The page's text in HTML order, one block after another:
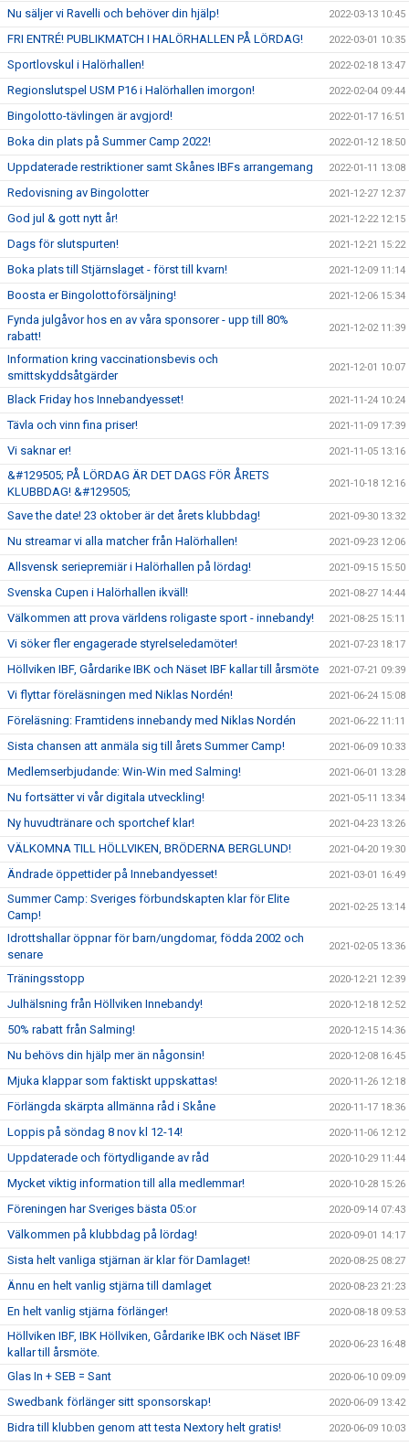
Nu säljer vi Ravelli och behöver din hjälp! 2022-03-13 10:45
FRI ENTRÉ! PUBLIKMATCH I HALÖRHALLEN PÅ LÖRDAG! 2022-03-01 10:35
Sportlovskul i Halörhallen! 2022-02-18 13:47
Regionslutspel USM P16 i Halörhallen imorgon! 2022-02-04 09:44
Bingolotto-tävlingen är avgjord! 2022-01-17 16:51
Boka din plats på Summer Camp 2022! 2022-01-12 18:50
Uppdaterade restriktioner samt Skånes IBFs arrangemang 2022-01-11 13:08
Redovisning av Bingolotter 2021-12-27 12:37
God jul & gott nytt år! 2021-12-22 12:15
Dags för slutspurten! 2021-12-21 15:22
Boka plats till Stjärnslaget - först till kvarn! 2021-12-09 11:14
Boosta er Bingolottoförsäljning! 2021-12-06 15:34
Fynda julgåvor hos en av våra sponsorer - upp till 80%
rabatt!
2021-12-02 11:39
Information kring vaccinationsbevis och
smittskyddsåtgärder
2021-12-01 10:07
Black Friday hos Innebandyesset! 2021-11-24 10:24
Tävla och vinn fina priser! 2021-11-09 17:39
Vi saknar er! 2021-11-05 13:16
&#129505; PÅ LÖRDAG ÄR DET DAGS FÖR ÅRETS
KLUBBDAG! &#129505;
2021-10-18 12:16
Save the date! 23 oktober är det årets klubbdag! 2021-09-30 13:32
Nu streamar vi alla matcher från Halörhallen! 2021-09-23 12:06
Allsvensk seriepremiär i Halörhallen på lördag! 2021-09-15 15:50
Svenska Cupen i Halörhallen ikväll! 2021-08-27 14:44
Välkommen att prova världens roligaste sport - innebandy! 2021-08-25 15:11
Vi söker fler engagerade styrelseledamöter! 2021-07-23 18:17
Höllviken IBF, Gårdarike IBK och Näset IBF kallar till årsmöte 2021-07-21 09:39
Vi flyttar föreläsningen med Niklas Nordén! 2021-06-24 15:08
Föreläsning: Framtidens innebandy med Niklas Nordén 2021-06-22 11:11
Sista chansen att anmäla sig till årets Summer Camp! 2021-06-09 10:33
Medlemserbjudande: Win-Win med Salming! 2021-06-01 13:28
Nu fortsätter vi vår digitala utveckling! 2021-05-11 13:34
Ny huvudtränare och sportchef klar! 2021-04-23 13:26
VÄLKOMNA TILL HÖLLVIKEN, BRÖDERNA BERGLUND! 2021-04-20 19:30
Ändrade öppettider på Innebandyesset! 2021-03-01 16:49
Summer Camp: Sveriges förbundskapten klar för Elite
Camp!
2021-02-25 13:14
Idrottshallar öppnar för barn/ungdomar, födda 2002 och
senare
2021-02-05 13:36
Träningsstopp 2020-12-21 12:39
Julhälsning från Höllviken Innebandy! 2020-12-18 12:52
50% rabatt från Salming! 2020-12-15 14:36
Nu behövs din hjälp mer än någonsin! 2020-12-08 16:45
Mjuka klappar som faktiskt uppskattas! 2020-11-26 12:18
Förlängda skärpta allmänna råd i Skåne 2020-11-17 18:36
Loppis på söndag 8 nov kl 12-14! 2020-11-06 12:12
Uppdaterade och förtydligande av råd 2020-10-29 11:44
Mycket viktig information till alla medlemmar! 2020-10-28 15:26
Föreningen har Sveriges bästa 05:or 2020-09-14 07:43
Välkommen på klubbdag på lördag! 2020-09-01 14:17
Sista helt vanliga stjärnan är klar för Damlaget! 2020-08-25 08:27
Ännu en helt vanlig stjärna till damlaget 2020-08-23 21:23
En helt vanlig stjärna förlänger! 2020-08-18 09:53
Höllviken IBF, IBK Höllviken, Gårdarike IBK och Näset IBF
kallar till årsmöte.
2020-06-23 16:48
Glas In + SEB = Sant 2020-06-10 09:09
Swedbank förlänger sitt sponsorskap! 2020-06-09 13:42
Bidra till klubben genom att testa Nextory helt gratis! 2020-06-09 10:03